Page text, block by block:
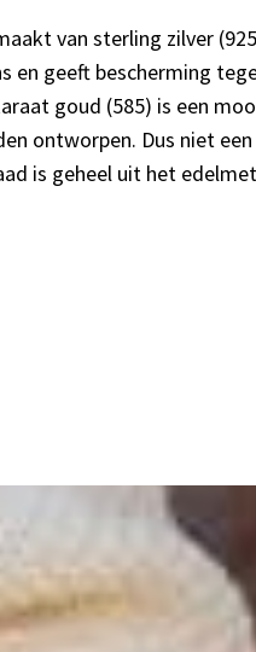
van sterling zilver
en geeft bescherming
goud (585) is een
ontworpen. Dus niet
is geheel uit het